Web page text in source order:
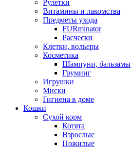
Рулетки
Витамины и лакомства
Предметы ухода
FURminator
Расчески
Клетки, вольеры
Косметика
Шампуни, бальзамы
Груминг
Игрушки
Миски
Гигиена в доме
Кошки
Сухой корм
Котята
Взрослые
Пожилые